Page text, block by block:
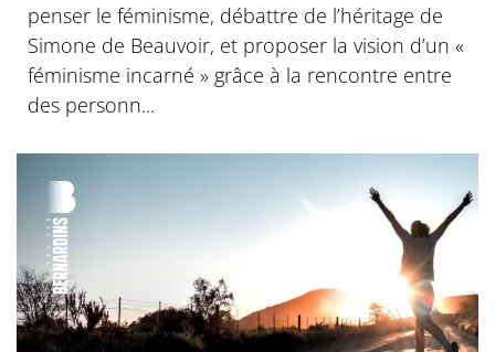
penser le féminisme, débattre de l’héritage de
Simone de Beauvoir, et proposer la vision d’un «
féminisme incarné » grâce à la rencontre entre
des personn...